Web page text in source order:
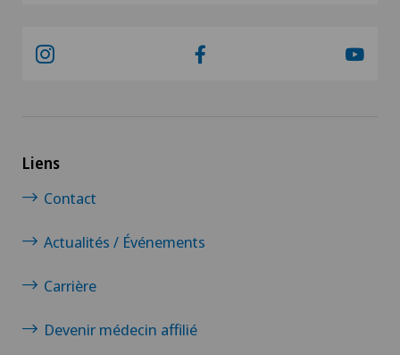
Liens
Contact
Actualités / Événements
Carrière
Devenir médecin affilié